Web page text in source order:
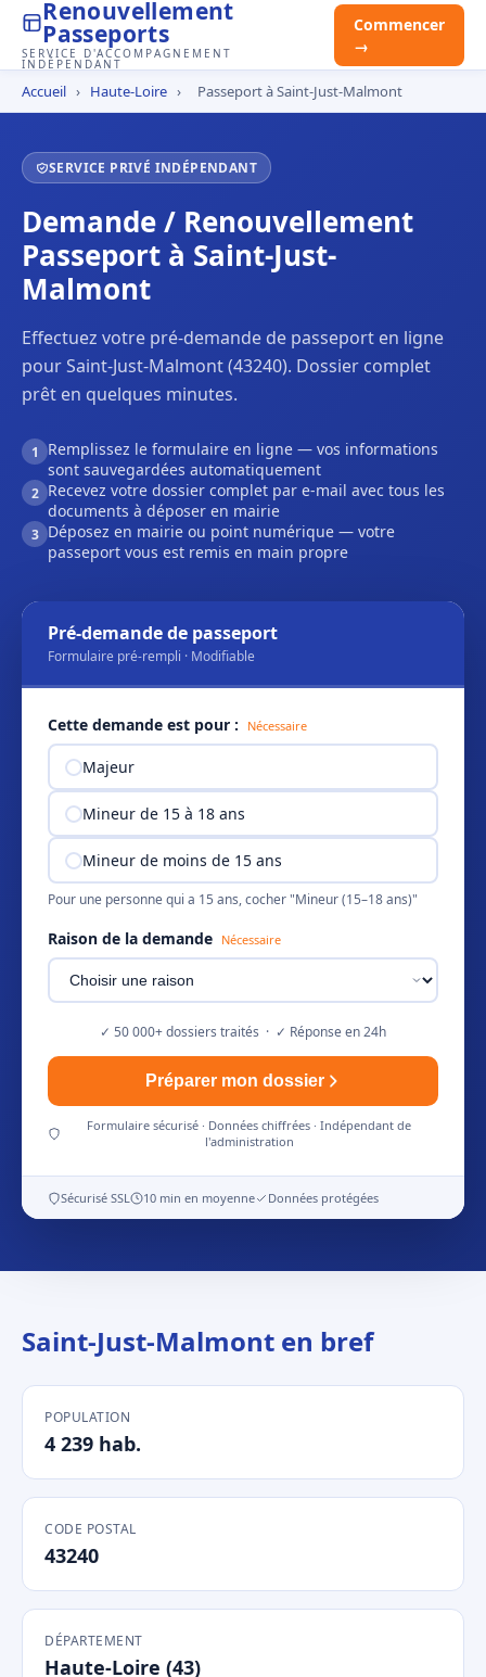
Renouvellement
Passeports
SERVICE D'ACCOMPAGNEMENT
INDÉPENDANT
Commencer
→
Accueil › Haute-Loire › Passeport à Saint-Just-Malmont
SERVICE PRIVÉ INDÉPENDANT
Demande / Renouvellement
Passeport à Saint-Just-
Malmont
Effectuez votre pré-demande de passeport en ligne
pour Saint-Just-Malmont (43240). Dossier complet
prêt en quelques minutes.
1
Remplissez le formulaire en ligne — vos informations
sont sauvegardées automatiquement
2 Recevez votre dossier complet par e-mail avec tous les
documents à déposer en mairie
3 Déposez en mairie ou point numérique — votre
passeport vous est remis en main propre
Pré-demande de passeport
Formulaire pré-rempli · Modifiable
Cette demande est pour : Nécessaire
Majeur
Mineur de 15 à 18 ans
Mineur de moins de 15 ans
Pour une personne qui a 15 ans, cocher "Mineur (15–18 ans)"
Raison de la demande Nécessaire
✓ 50 000+ dossiers traités · ✓ Réponse en 24h
Préparer mon dossier
Formulaire sécurisé · Données chiffrées · Indépendant de
l'administration
Sécurisé SSL 10 min en moyenne Données protégées
Saint-Just-Malmont en bref
POPULATION
4 239 hab.
CODE POSTAL
43240
DÉPARTEMENT
Haute-Loire (43)